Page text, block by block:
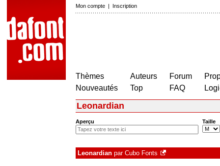
Mon compte | Inscription
Thèmes
Nouveautés
Auteurs
Top
Forum
FAQ
Leonardian
Aperçu Taille
Leonardian par Cubo Fonts